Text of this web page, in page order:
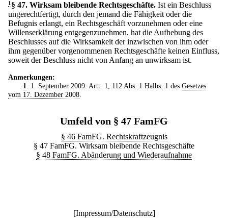
1 § 47. Wirksam bleibende Rechtsgeschäfte. Ist ein Beschluss
ungerechtfertigt, durch den jemand die Fähigkeit oder die
Befugnis erlangt, ein Rechtsgeschäft vorzunehmen oder eine
Willenserklärung entgegenzunehmen, hat die Aufhebung des
Beschlusses auf die Wirksamkeit der inzwischen von ihm oder
ihm gegenüber vorgenommenen Rechtsgeschäfte keinen Einfluss,
soweit der Beschluss nicht von Anfang an unwirksam ist.
Anmerkungen:
1
. 1. September 2009: Artt. 1, 112 Abs. 1 Halbs. 1 des Gesetzes
vom 17. Dezember 2008
Umfeld von § 47 FamFG
§ 46 FamFG. Rechtskraftzeugnis
§ 47 FamFG. Wirksam bleibende Rechtsgeschäfte
§ 48 FamFG. Abänderung und Wiederaufnahme
[Impressum/Datenschutz]